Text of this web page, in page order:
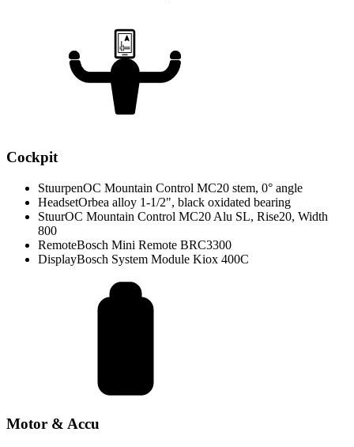
Cockpit
StuurpenOC Mountain Control MC20 stem, 0° angle
HeadsetOrbea alloy 1-1/2", black oxidated bearing
StuurOC Mountain Control MC20 Alu SL, Rise20, Width
800
RemoteBosch Mini Remote BRC3300
DisplayBosch System Module Kiox 400C
Motor & Accu